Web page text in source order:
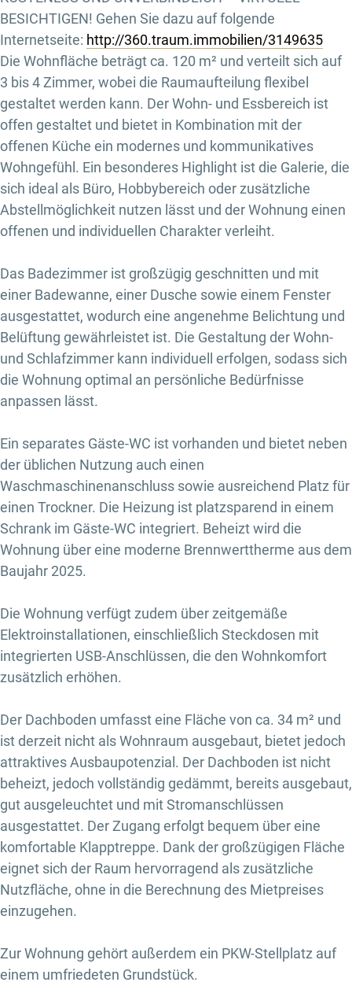
BESICHTIGEN! Gehen Sie dazu auf folgende
Internetseite: http://360.traum.immobilien/3149635
Die Wohnfläche beträgt ca. 120 m² und verteilt sich auf
3 bis 4 Zimmer, wobei die Raumaufteilung flexibel
gestaltet werden kann. Der Wohn- und Essbereich ist
offen gestaltet und bietet in Kombination mit der
offenen Küche ein modernes und kommunikatives
Wohngefühl. Ein besonderes Highlight ist die Galerie, die
sich ideal als Büro, Hobbybereich oder zusätzliche
Abstellmöglichkeit nutzen lässt und der Wohnung einen
offenen und individuellen Charakter verleiht.
Das Badezimmer ist großzügig geschnitten und mit
einer Badewanne, einer Dusche sowie einem Fenster
ausgestattet, wodurch eine angenehme Belichtung und
Belüftung gewährleistet ist. Die Gestaltung der Wohn-
und Schlafzimmer kann individuell erfolgen, sodass sich
die Wohnung optimal an persönliche Bedürfnisse
anpassen lässt.
Ein separates Gäste-WC ist vorhanden und bietet neben
der üblichen Nutzung auch einen
Waschmaschinenanschluss sowie ausreichend Platz für
einen Trockner. Die Heizung ist platzsparend in einem
Schrank im Gäste-WC integriert. Beheizt wird die
Wohnung über eine moderne Brennwerttherme aus dem
Baujahr 2025.
Die Wohnung verfügt zudem über zeitgemäße
Elektroinstallationen, einschließlich Steckdosen mit
integrierten USB-Anschlüssen, die den Wohnkomfort
zusätzlich erhöhen.
Der Dachboden umfasst eine Fläche von ca. 34 m² und
ist derzeit nicht als Wohnraum ausgebaut, bietet jedoch
attraktives Ausbaupotenzial. Der Dachboden ist nicht
beheizt, jedoch vollständig gedämmt, bereits ausgebaut,
gut ausgeleuchtet und mit Stromanschlüssen
ausgestattet. Der Zugang erfolgt bequem über eine
komfortable Klapptreppe. Dank der großzügigen Fläche
eignet sich der Raum hervorragend als zusätzliche
Nutzfläche, ohne in die Berechnung des Mietpreises
einzugehen.
Zur Wohnung gehört außerdem ein PKW-Stellplatz auf
einem umfriedeten Grundstück.